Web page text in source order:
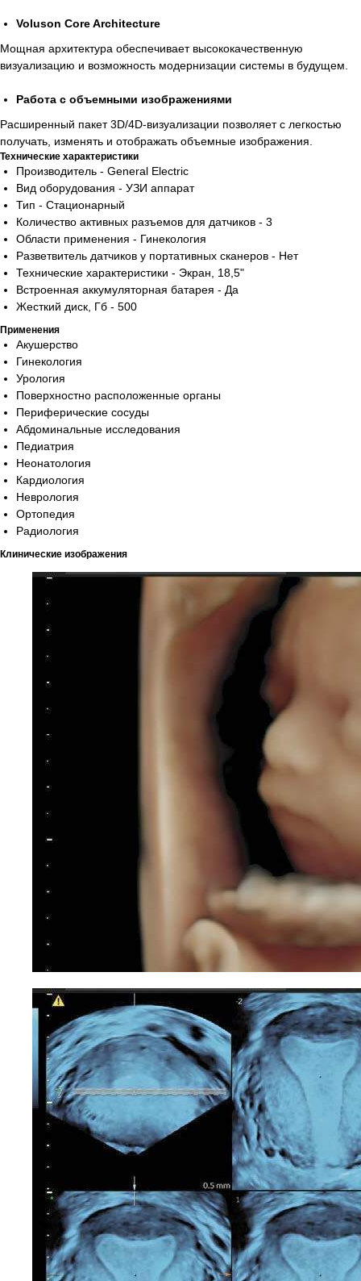
Voluson Core Architecture
Мощная архитектура обеспечивает высококачественную
визуализацию и возможность модернизации системы в будущем.
Работа с объемными изображениями
Расширенный пакет 3D/4D-визуализации позволяет с легкостью
получать, изменять и отображать объемные изображения.
Технические характеристики
Производитель - General Electric
Вид оборудования - УЗИ аппарат
Тип - Стационарный
Количество активных разъемов для датчиков - 3
Области применения - Гинекология
Разветвитель датчиков у портативных сканеров - Нет
Технические характеристики - Экран, 18,5"
Встроенная аккумуляторная батарея - Да
Жесткий диск, Гб - 500
Применения
Акушерство
Гинекология
Урология
Поверхностно расположенные органы
Периферические сосуды
Абдоминальные исследования
Педиатрия
Неонатология
Кардиология
Неврология
Ортопедия
Радиология
Клинические изображения